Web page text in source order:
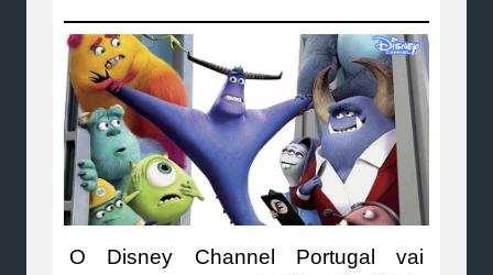
O Disney Channel Portugal vai